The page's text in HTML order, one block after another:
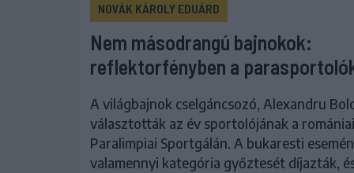
NOVÁK KÁROLY EDUÁRD
Nem másodrangú bajnokok:
reflektorfényben a
A világbajnok cselgáncsozó, Alexandru
választották az év sportolójának a romániai
Paralimpiai Sportgálán. A bukaresti
valamennyi kategória győztesét díjazták,